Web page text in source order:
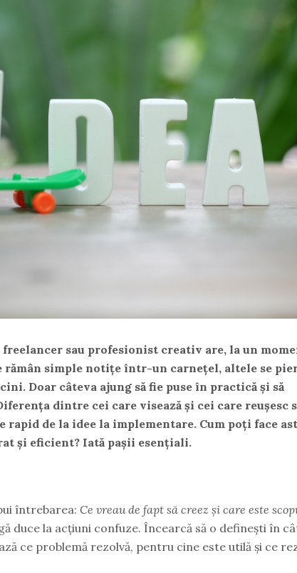
sau profesionist creativ are, la un
rămân simple notițe într-un carnețel, altele se
Doar câteva ajung să fie puse în practică și să
dintre cei care visează și cei care reușesc
rapid de la idee la implementare. Cum poți face
și eficient? Iată pașii esențiali.
întrebarea: Ce vreau de fapt să creez și care este
duce la acțiuni confuze. Încearcă să o definești în
ce problemă rezolvă, pentru cine este utilă și ce